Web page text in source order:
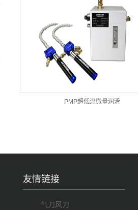
PMP超低温微量润滑
友情链接
气刀风刀